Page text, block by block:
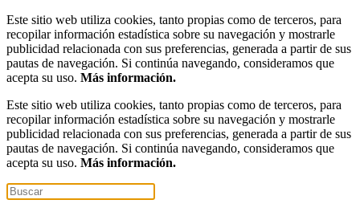
Este sitio web utiliza cookies, tanto propias como de terceros, para
recopilar información estadística sobre su navegación y mostrarle
publicidad relacionada con sus preferencias, generada a partir de sus
pautas de navegación. Si continúa navegando, consideramos que
acepta su uso. Más información.
Este sitio web utiliza cookies, tanto propias como de terceros, para
recopilar información estadística sobre su navegación y mostrarle
publicidad relacionada con sus preferencias, generada a partir de sus
pautas de navegación. Si continúa navegando, consideramos que
acepta su uso. Más información.